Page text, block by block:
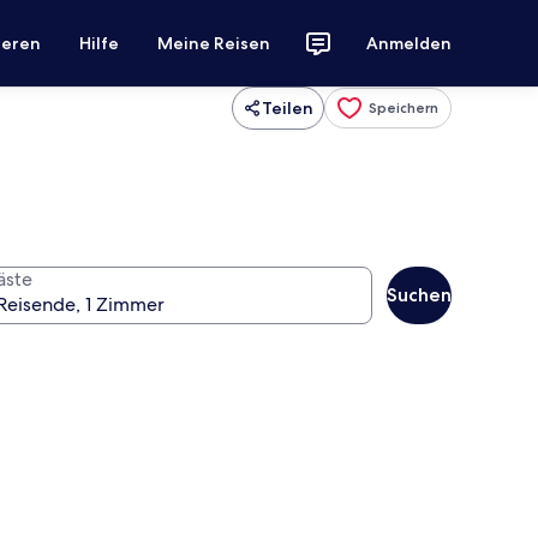
Hilfe Meine Reisen Anmelden
Teilen Speichern
Suchen